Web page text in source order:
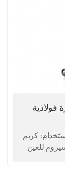
فولاذية
كريم